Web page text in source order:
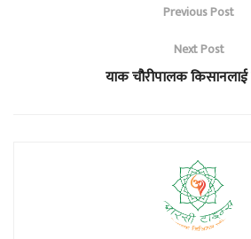
Previous Post
Next Post
याक चौरीपालक किसानलाई